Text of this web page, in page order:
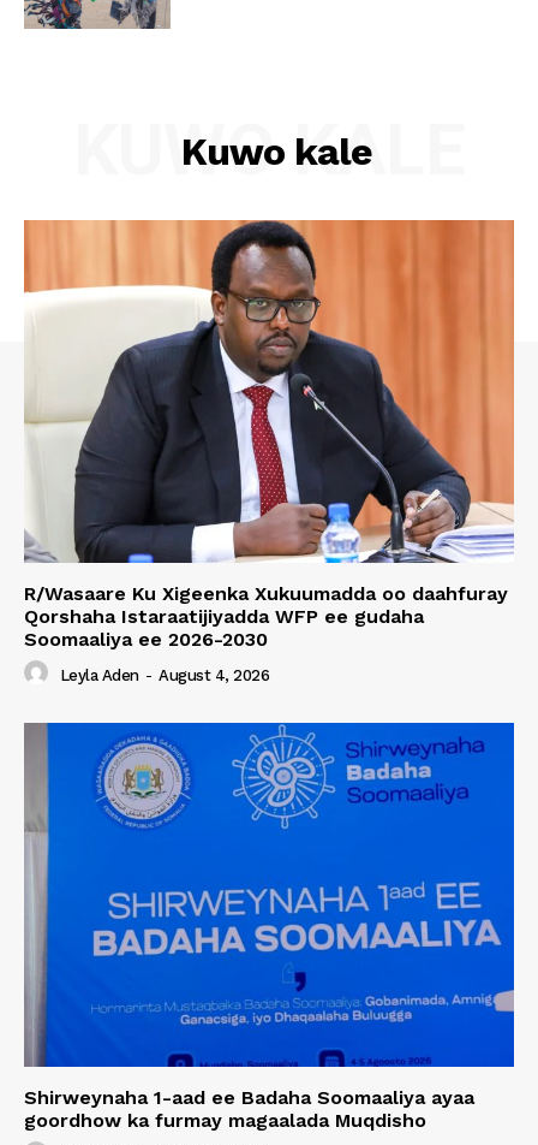
Kuwo kale
KUWO KALE
R/Wasaare Ku Xigeenka Xukuumadda oo daahfuray
Qorshaha Istaraatijiyadda WFP ee gudaha
Soomaaliya ee 2026-2030
Leyla Aden - August 4, 2026
Shirweynaha 1-aad ee Badaha Soomaaliya ayaa
goordhow ka furmay magaalada Muqdisho